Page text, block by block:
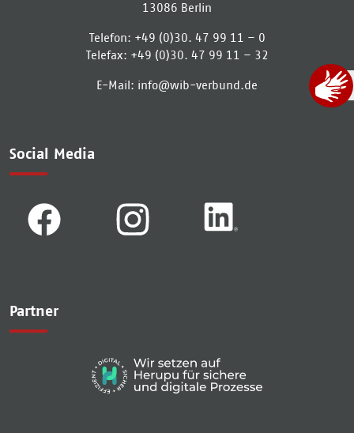
13086 Berlin
Telefon: +49 (0)30. 47 99 11 – 0
Telefax: +49 (0)30. 47 99 11 – 32
E-Mail: info­@­wib-verbund­.­de
Social Media
Partner